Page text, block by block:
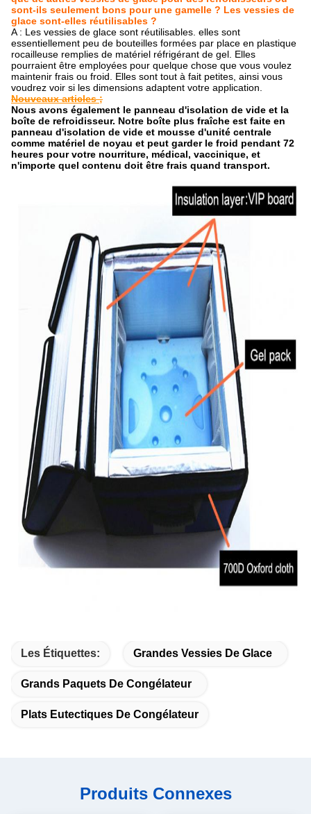
sont-ils seulement bons pour une gamelle ? Les vessies de
glace sont-elles réutilisables ?
A : Les vessies de glace sont réutilisables. elles sont
essentiellement peu de bouteilles formées par place en plastique
rocailleuse remplies de matériel réfrigérant de gel. Elles
pourraient être employées pour quelque chose que vous voulez
maintenir frais ou froid. Elles sont tout à fait petites, ainsi vous
voudrez voir si les dimensions adaptent votre application.
Nouveaux articles ;
Nous avons également le panneau d'isolation de vide et la
boîte de refroidisseur. Notre boîte plus fraîche est faite en
panneau d'isolation de vide et mousse d'unité centrale
comme matériel de noyau et peut garder le froid pendant 72
heures pour votre nourriture, médical, vaccinique, et
n'importe quel contenu doit être frais quand transport.
Les Étiquettes: Grandes Vessies De Glace
Grands Paquets De Congélateur
Plats Eutectiques De Congélateur
Produits Connexes